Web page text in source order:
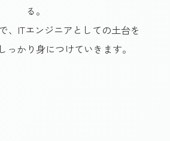
る。
、ITエンジニアとしての土台を
っかり身につけていきます。